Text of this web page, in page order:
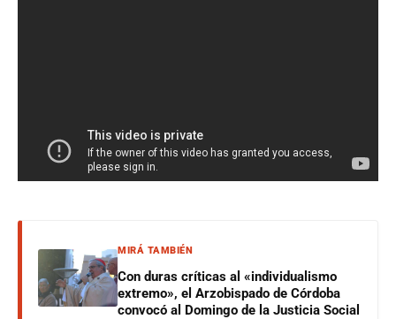
MIRÁ TAMBIÉN
Con duras críticas al «individualismo
extremo», el Arzobispado de Córdoba
convocó al Domingo de la Justicia Social